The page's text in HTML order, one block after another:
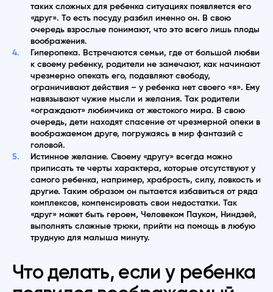
таких сложных для ребенка ситуациях появляется его
«друг». То есть посуду разбил именно он. В свою
очередь взрослые понимают, что это всего лишь плоды
воображения.
Гиперопека. Встречаются семьи, где от большой любви
к своему ребенку, родители не замечают, как начинают
чрезмерно опекать его, подавляют свободу,
ограничивают действия – у ребенка нет своего «я». Ему
навязывают чужие мысли и желания. Так родители
«ограждают» любимчика от жестокого мира. В свою
очередь, дети находят спасение от чрезмерной опеки в
воображаемом друге, погружаясь в мир фантазий с
головой.
Истинное желание. Своему «другу» всегда можно
приписать те черты характера, которые отсутствуют у
самого ребенка, например, храбрость, силу, ловкость и
другие. Таким образом он пытается избавиться от ряда
комплексов, компенсировать свои недостатки. Так
«друг» может быть героем, Человеком Пауком, Ниндзей,
выполнять сложные трюки, прийти на помощь в любую
трудную для малыша минуту.
Что делать, если у ребенка